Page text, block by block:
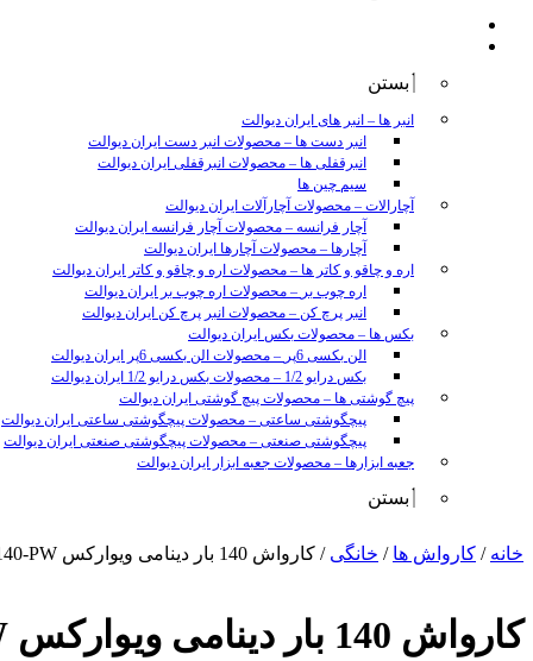
بستن
انبر ها – انبر های ایران دیوالت
انبر دست ها – محصولات انبر دست ایران دیوالت
انبرقفلی ها – محصولات انبرقفلی ایران دیوالت
سیم چین ها
آچارالات – محصولات آچارآلات ایران دیوالت
آچار فرانسه – محصولات آچار فرانسه ایران دیوالت
آچارها – محصولات آچارها ایران دیوالت
اره و چاقو و کاتر ها – محصولات اره و چاقو و کاتر ایران دیوالت
اره چوب بر – محصولات اره چوب بر ایران دیوالت
انبر پرچ کن – محصولات انبر پرچ کن ایران دیوالت
بکس ها – محصولات بکس ایران دیوالت
الن بکسی 6پر
– محصولات الن بکسی 6پر ایران دیوالت
بکس درایو 1/2
– محصولات بکس درایو 1/2 ایران دیوالت
پیچ گوشتی ها – محصولات پیچ گوشتی ایران دیوالت
پیچگوشتی ساعتی – محصولات پیچگوشتی ساعتی ایران دیوالت
پیچگوشتی صنعتی – محصولات پیچگوشتی صنعتی ایران دیوالت
جعبه ابزارها – محصولات جعبه ابزار ایران دیوالت
بستن
sunny
xxx
www
خانه / کارواش ها / خانگی / کارواش 140 بار دینامی ویوارکس VR7140-PW
کارواش 140 بار دینامی ویوارکس VR7140-PW